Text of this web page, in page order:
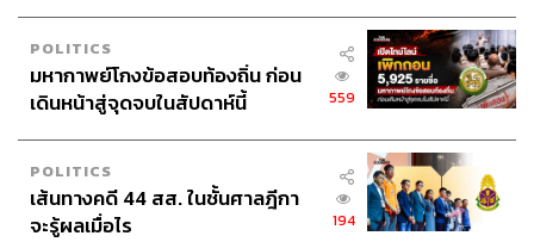
POLITICS
มหากาพย์โกงข้อสอบท้องถิ่น ก่อน
เดินหน้าสู่จุดจบในสัปดาห์นี้
559
POLITICS
เส้นทางคดี 44 สส. ในชั้นศาลฎีกา
จะรู้ผลเมื่อไร
194